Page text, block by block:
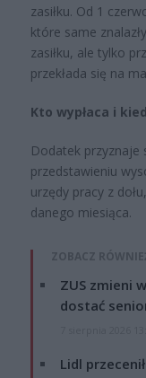
zasiłku. Od 1
które same
zasiłku, ale tylko
przekłada się na
Kto wypłaca i
Dodatek
przedstawieniu
urzędy pracy z
danego miesiąca.
ZOBACZ
ZUS zmieni
dostać
Lidl